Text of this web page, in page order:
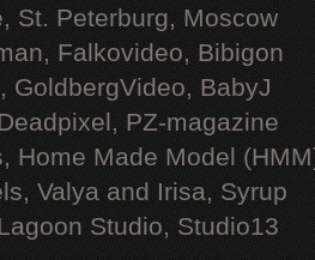
St. Peterburg, Moscow
Falkovideo, Bibigon
GoldbergVideo, BabyJ
PZ-magazine
Home Made Model
Valya and Irisa, Syrup
Studio, Studio13